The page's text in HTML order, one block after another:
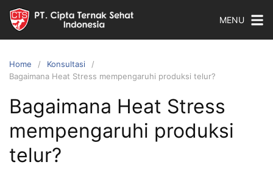
Skip
content
MENU
Home
Konsultasi
Bagaimana Heat Stress mempengaruhi produksi telur?
Bagaimana Heat Stress
mempengaruhi produksi
telur?